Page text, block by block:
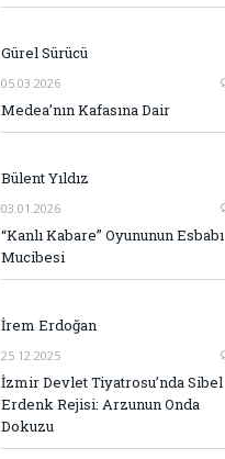
Gürel Sürücü
05.03.2026
Medea’nın Kafasına Dair
Bülent Yıldız
03.01.2026
“Kanlı Kabare” Oyununun Esbabı
Mucibesi
İrem Erdoğan
25.12.2025
İzmir Devlet Tiyatrosu’nda Sibel
Erdenk Rejisi: Arzunun Onda
Dokuzu